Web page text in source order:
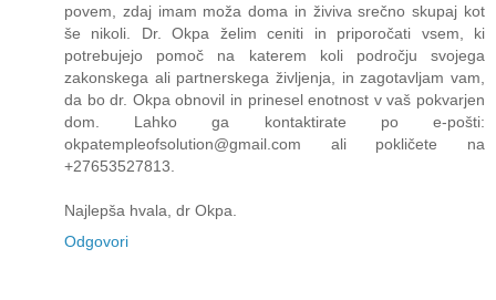
povem, zdaj imam moža doma in živiva srečno skupaj kot
še nikoli. Dr. Okpa želim ceniti in priporočati vsem, ki
potrebujejo pomoč na katerem koli področju svojega
zakonskega ali partnerskega življenja, in zagotavljam vam,
da bo dr. Okpa obnovil in prinesel enotnost v vaš pokvarjen
dom. Lahko ga kontaktirate po e-pošti:
okpatempleofsolution@gmail.com ali pokličete na
+27653527813.
Najlepša hvala, dr Okpa.
Odgovori